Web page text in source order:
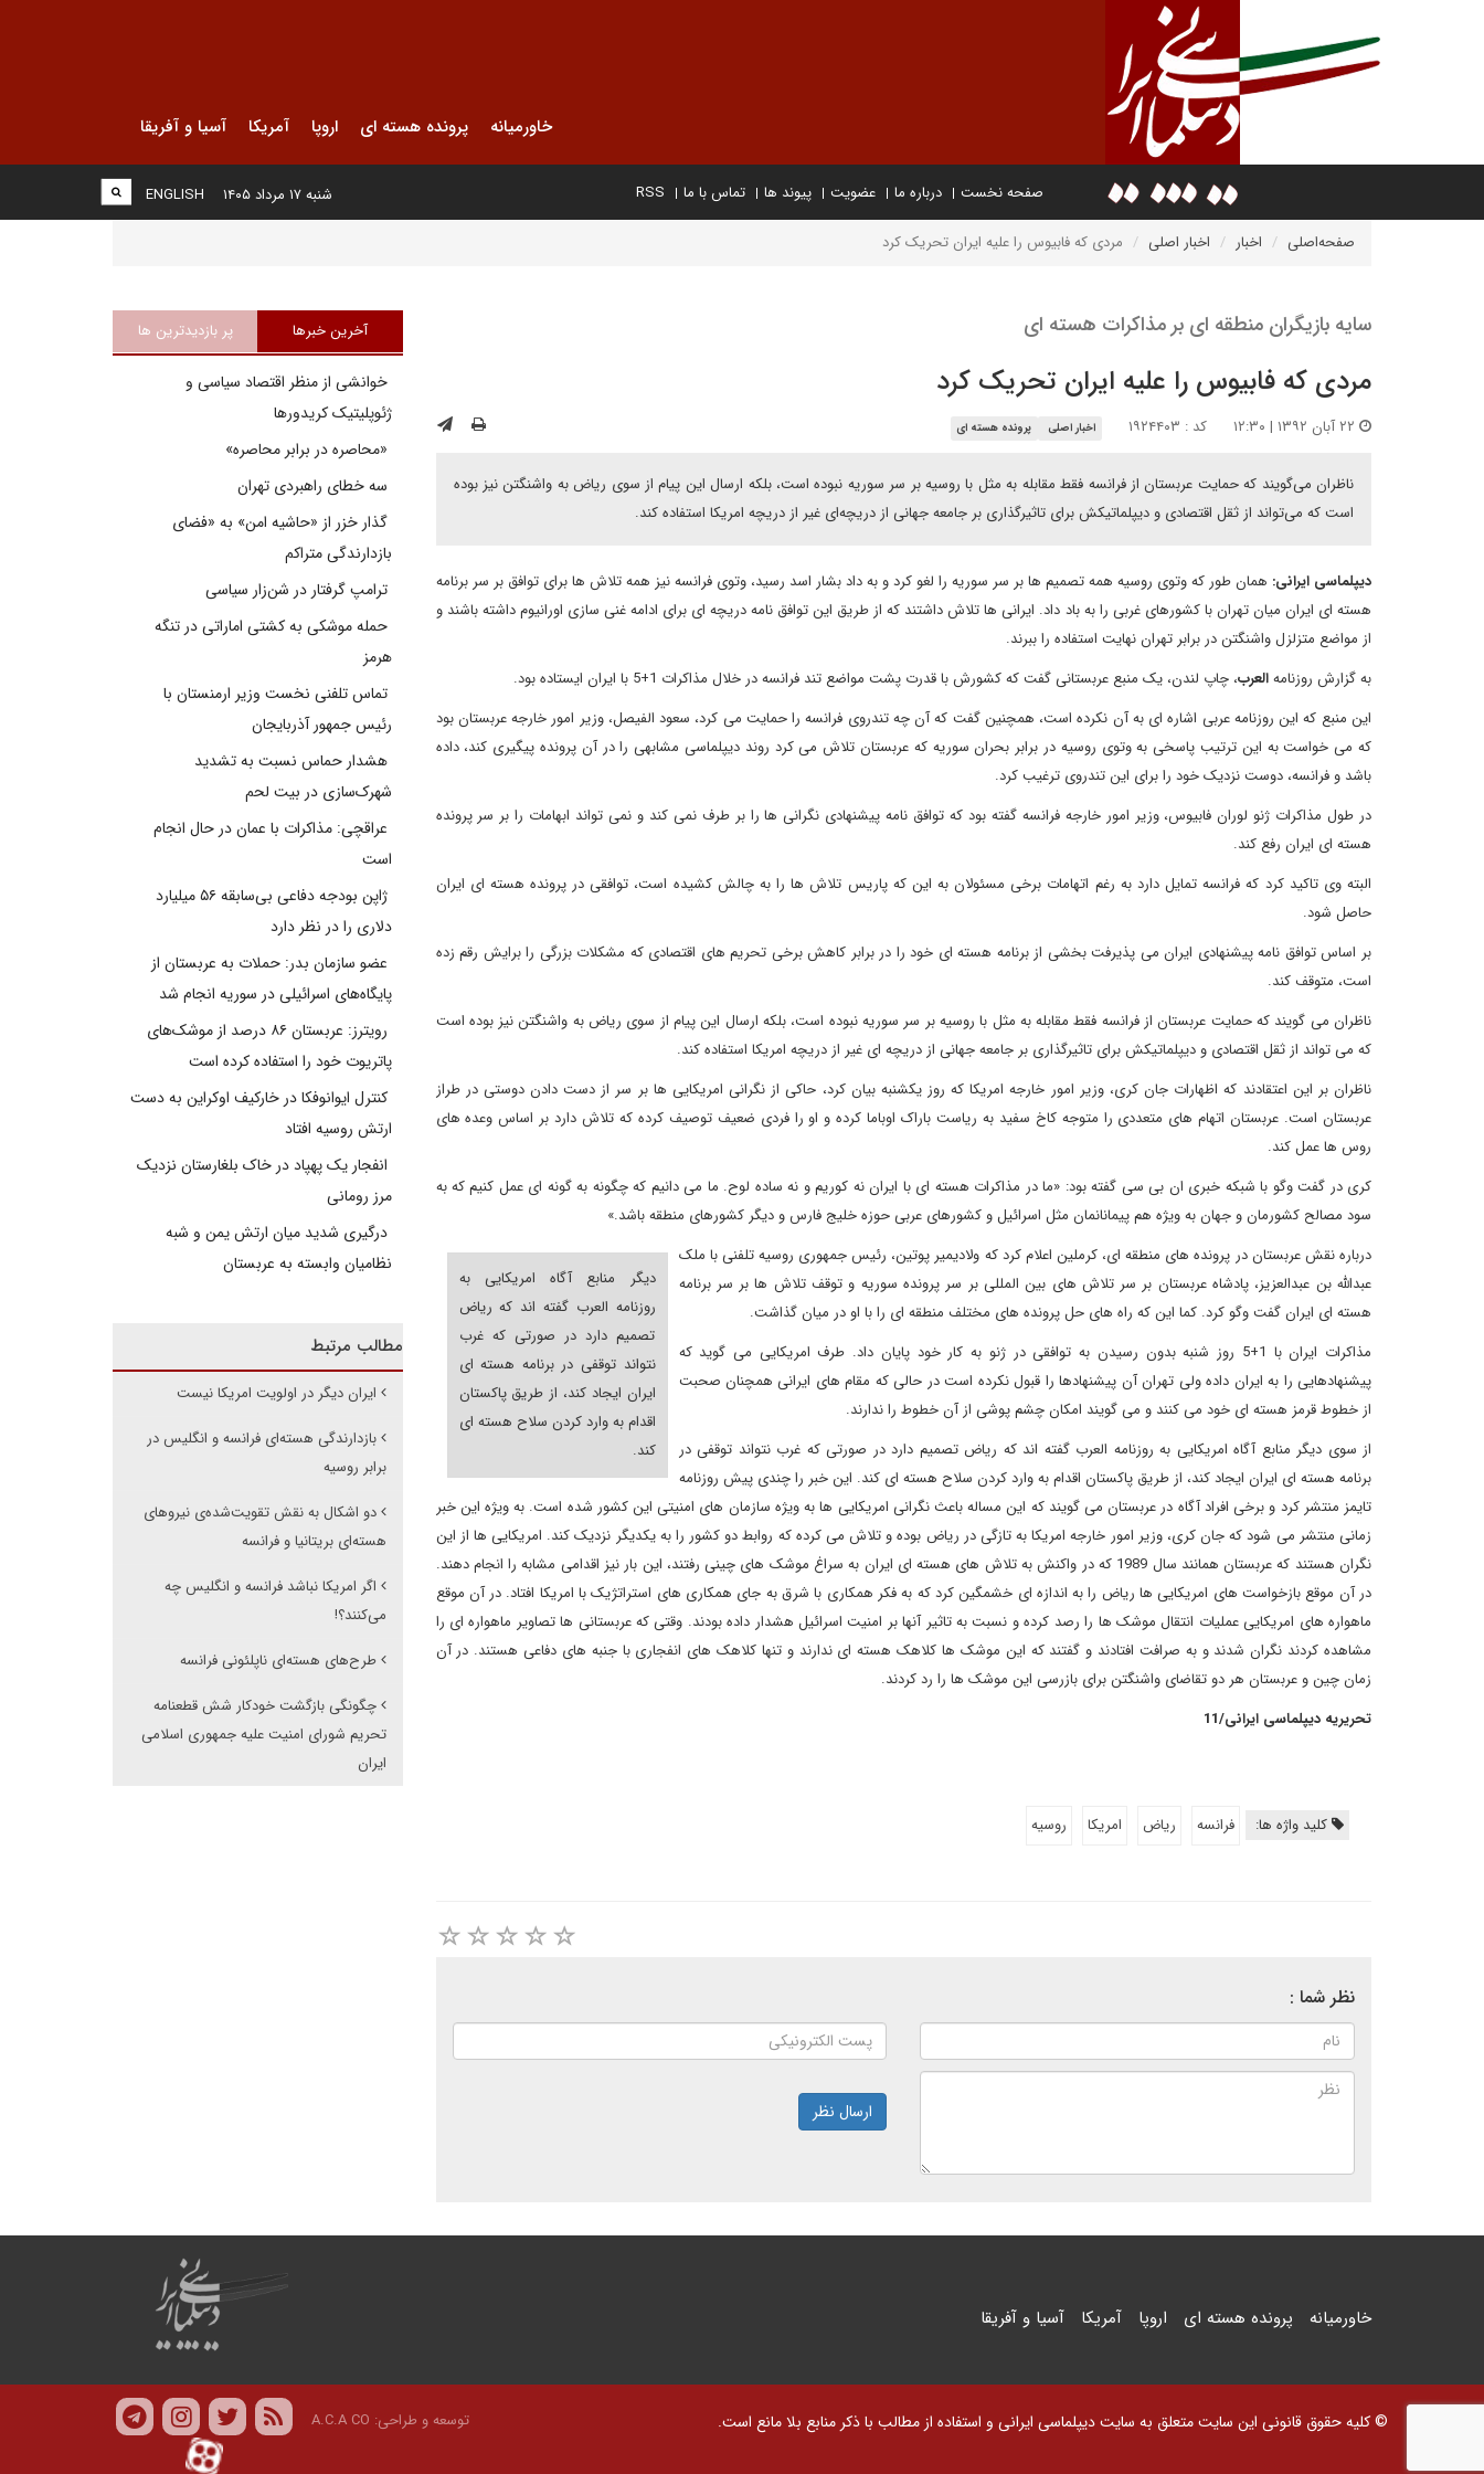
خاورمیانه پرونده هسته ای اروپا آمریکا آسیا و آفریقا
صفحه نخست درباره ما عضویت پیوند ها تماس با ما RSS
ENGLISH شنبه ۱۷ مرداد ۱۴۰۵
صفحه‌اصلی اخبار اخبار اصلی مردی که فابیوس را علیه ایران تحریک کرد
سایه بازیگران منطقه ای بر مذاکرات هسته ای
مردی که فابیوس را علیه ایران تحریک کرد
کد : ۱۹۲۴۴۰۳ اخبار اصلی پرونده هسته ای
ناظران می‌گویند که حمایت عربستان از فرانسه فقط مقابله به مثل با روسیه بر سر سوریه نبوده است، بلکه ارسال این پیام از سوی ریاض به واشنگتن نیز بوده
است که می‌تواند از ثقل اقتصادی و دیپلماتیکش برای تاثیرگذاری بر جامعه جهانی از دریچه‌ای غیر از دریچه امریکا استفاده کند.
دیپلماسی ایرانی: همان طور که وتوی روسیه همه تصمیم ها بر سر سوریه را لغو کرد و به داد بشار اسد رسید، وتوی فرانسه نیز همه تلاش ها برای توافق بر سر برنامه
هسته ای ایران میان تهران با کشورهای غربی را به باد داد. ایرانی ها تلاش داشتند که از طریق این توافق نامه دریچه ای برای ادامه غنی سازی اورانیوم داشته باشند و
از مواضع متزلزل واشنگتن در برابر تهران نهایت استفاده را ببرند.
به گزارش روزنامهالعرب، چاپ لندن، یک منبع عربستانی گفت که کشورش با قدرت پشت مواضع تند فرانسه در خلال مذاکرات 1+5 با ایران ایستاده بود.
این منبع که این روزنامه عربی اشاره ای به آن نکرده است، همچنین گفت که آن چه تندروی فرانسه را حمایت می کرد، سعود الفیصل، وزیر امور خارجه عربستان بود
که می خواست به این ترتیب پاسخی به وتوی روسیه در برابر بحران سوریه که عربستان تلاش می کرد روند دیپلماسی مشابهی را در آن پرونده پیگیری کند، داده
باشد و فرانسه، دوست نزدیک خود را برای این تندروی ترغیب کرد.
در طول مذاکرات ژنو لوران فابیوس، وزیر امور خارجه فرانسه گفته بود که توافق نامه پیشنهادی نگرانی ها را بر طرف نمی کند و نمی تواند ابهامات را بر سر پرونده
هسته ای ایران رفع کند.
البته وی تاکید کرد که فرانسه تمایل دارد به رغم اتهامات برخی مسئولان به این که پاریس تلاش ها را به چالش کشیده است، توافقی در پرونده هسته ای ایران
حاصل شود.
بر اساس توافق نامه پیشنهادی ایران می پذیرفت بخشی از برنامه هسته ای خود را در برابر کاهش برخی تحریم های اقتصادی که مشکلات بزرگی را برایش رقم زده
است، متوقف کند.
ناظران می گویند که حمایت عربستان از فرانسه فقط مقابله به مثل با روسیه بر سر سوریه نبوده است، بلکه ارسال این پیام از سوی ریاض به واشنگتن نیز بوده است
که می تواند از ثقل اقتصادی و دیپلماتیکش برای تاثیرگذاری بر جامعه جهانی از دریچه ای غیر از دریچه امریکا استفاده کند.
ناظران بر این اعتقادند که اظهارات جان کری، وزیر امور خارجه امریکا که روز یکشنبه بیان کرد، حاکی از نگرانی امریکایی ها بر سر از دست دادن دوستی در طراز
عربستان است. عربستان اتهام های متعددی را متوجه کاخ سفید به ریاست باراک اوباما کرده و او را فردی ضعیف توصیف کرده که تلاش دارد بر اساس وعده های
روس ها عمل کند.
کری در گفت وگو با شبکه خبری ان بی سی گفته بود: «ما در مذاکرات هسته ای با ایران نه کوریم و نه ساده لوح. ما می دانیم که چگونه به گونه ای عمل کنیم که به
سود مصالح کشورمان و جهان به ویژه هم پیمانانمان مثل اسرائیل و کشورهای عربی حوزه خلیج فارس و دیگر کشورهای منطقه باشد.»
دیگر منابع آگاه امریکایی به
روزنامه العرب گفته اند که ریاض
تصمیم دارد در صورتی که غرب
نتواند توقفی در برنامه هسته ای
ایران ایجاد کند، از طریق پاکستان
اقدام به وارد کردن سلاح هسته ای
کند.
درباره نقش عربستان در پرونده های منطقه ای، کرملین اعلام کرد که ولادیمیر پوتین، رئیس جمهوری روسیه تلفنی با ملک
عبدالله بن عبدالعزیز، پادشاه عربستان بر سر تلاش های بین المللی بر سر پرونده سوریه و توقف تلاش ها بر سر برنامه
هسته ای ایران گفت وگو کرد. کما این که راه های حل پرونده های مختلف منطقه ای را با او در میان گذاشت.
مذاکرات ایران با 1+5 روز شنبه بدون رسیدن به توافقی در ژنو به کار خود پایان داد. طرف امریکایی می گوید که
پیشنهادهایی را به ایران داده ولی تهران آن پیشنهادها را قبول نکرده است در حالی که مقام های ایرانی همچنان صحبت
از خطوط قرمز هسته ای خود می کنند و می گویند امکان چشم پوشی از آن خطوط را ندارند.
از سوی دیگر منابع آگاه امریکایی به روزنامه العرب گفته اند که ریاض تصمیم دارد در صورتی که غرب نتواند توقفی در
برنامه هسته ای ایران ایجاد کند، از طریق پاکستان اقدام به وارد کردن سلاح هسته ای کند. این خبر را چندی پیش روزنامه
تایمز منتشر کرد و برخی افراد آگاه در عربستان می گویند که این مساله باعث نگرانی امریکایی ها به ویژه سازمان های امنیتی این کشور شده است. به ویژه این خبر
زمانی منتشر می شود که جان کری، وزیر امور خارجه امریکا به تازگی در ریاض بوده و تلاش می کرده که روابط دو کشور را به یکدیگر نزدیک کند. امریکایی ها از این
نگران هستند که عربستان همانند سال 1989 که در واکنش به تلاش های هسته ای ایران به سراغ موشک های چینی رفتند، این بار نیز اقدامی مشابه را انجام دهند.
در آن موقع بازخواست های امریکایی ها ریاض را به اندازه ای خشمگین کرد که به فکر همکاری با شرق به جای همکاری های استراتژیک با امریکا افتاد. در آن موقع
ماهواره های امریکایی عملیات انتقال موشک ها را رصد کرده و نسبت به تاثیر آنها بر امنیت اسرائیل هشدار داده بودند. وقتی که عربستانی ها تصاویر ماهواره ای را
مشاهده کردند نگران شدند و به صرافت افتادند و گفتند که این موشک ها کلاهک هسته ای ندارند و تنها کلاهک های انفجاری با جنبه های دفاعی هستند. در آن
زمان چین و عربستان هر دو تقاضای واشنگتن برای بازرسی این موشک ها را رد کردند.
تحریریه دیپلماسی ایرانی/11
کلید واژه ها: فرانسه ریاض امریکا روسیه
نظر شما :
ارسال نظر
آخرین خبرها پر بازدیدترین ها
خوانشی از منظر اقتصاد سیاسی و
ژئوپلیتیک کریدورها
«محاصره در برابر محاصره»
سه خطای راهبردی تهران
گذار خزر از «حاشیه امن» به «فضای
بازدارندگی متراکم
ترامپ گرفتار در شن‌زار سیاسی
حمله موشکی به کشتی اماراتی در تنگه
هرمز
تماس تلفنی نخست وزیر ارمنستان با
رئیس جمهور آذربایجان
هشدار حماس نسبت به تشدید
شهرک‌سازی در بیت‌ لحم
عراقچی: مذاکرات با عمان در حال انجام
است
ژاپن بودجه دفاعی بی‌سابقه ۵۶ میلیارد
دلاری را در نظر دارد
عضو سازمان بدر: حملات به عربستان از
پایگاه‌های اسرائیلی در سوریه انجام شد
رویترز: عربستان ۸۶ درصد از موشک‌های
پاتریوت خود را استفاده کرده است
کنترل ایوانوفکا در خارکیف اوکراین به دست
ارتش روسیه افتاد
انفجار یک پهپاد در خاک بلغارستان نزدیک
مرز رومانی
درگیری شدید میان ارتش یمن و شبه
نظامیان وابسته به عربستان
مطالب مرتبط
ایران دیگر در اولویت امریکا نیست
بازدارندگی هسته‌ای فرانسه و انگلیس در
برابر روسیه
دو اشکال به نقش تقویت‌شده‌ی نیروهای
هسته‌ای بریتانیا و فرانسه
اگر امریکا نباشد فرانسه و انگلیس چه
می‌کنند؟!
طرح‌های هسته‌ای ناپلئونی فرانسه
چگونگی بازگشت خودکار شش قطعنامه
تحریم شورای امنیت علیه جمهوری اسلامی
ایران
خاورمیانه پرونده هسته ای اروپا آمریکا آسیا و آفریقا
© کلیه حقوق قانونی این سایت متعلق به سایت دیپلماسی ایرانی و استفاده از مطالب با ذکر منابع بلا مانع است. توسعه و طراحی: A.C.A CO